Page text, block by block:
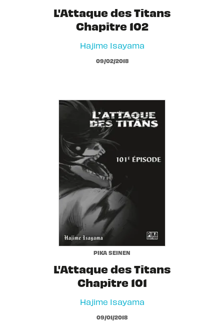
L'Attaque des Titans
Chapitre 102
Hajime Isayama
09/02/2018
PIKA SEINEN
L'Attaque des Titans
Chapitre 101
Hajime Isayama
09/01/2018